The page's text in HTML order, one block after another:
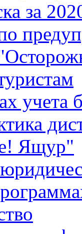
за
учета
Ящур"